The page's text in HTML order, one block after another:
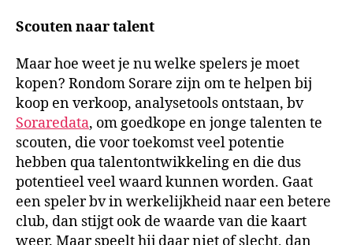
Scouten naar talent
Maar hoe weet je nu welke spelers je moet
kopen? Rondom Sorare zijn om te helpen bij
koop en verkoop, analysetools ontstaan, bv
Soraredata, om goedkope en jonge talenten te
scouten, die voor toekomst veel potentie
hebben qua talentontwikkeling en die dus
potentieel veel waard kunnen worden. Gaat
een speler bv in werkelijkheid naar een betere
club, dan stijgt ook de waarde van die kaart